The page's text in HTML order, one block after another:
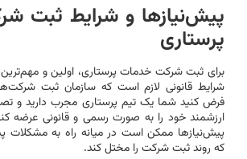
پیش‌نیازها و شرایط ثبت
پرستاری
برای ثبت شرکت خدمات پرستاری، اولین و
شرایط قانونی لازم است که سازمان ثبت
فرض کنید شما یک تیم پرستاری مجرب دارید و
ارزشمند خود را به صورت رسمی و قانونی عرضه
پیش‌نیازها ممکن است در میانه راه به مشکلات
که روند ثبت شرکت را مختل کند.